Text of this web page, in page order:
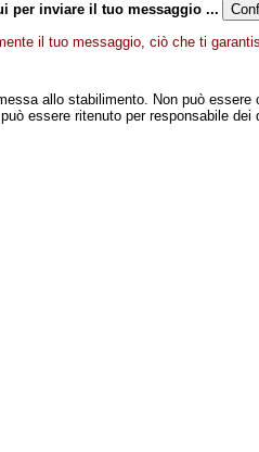
per inviare il tuo messaggio ...
il tuo messaggio, ciò che ti
allo stabilimento. Non può essere
essere ritenuto per responsabile